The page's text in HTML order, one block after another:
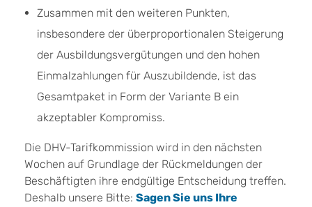
Zusammen mit den weiteren Punkten,
insbesondere der überproportionalen Steigerung
der Ausbildungsvergütungen und den hohen
Einmalzahlungen für Auszubildende, ist das
Gesamtpaket in Form der Variante B ein
akzeptabler Kompromiss.
Die DHV-Tarifkommission wird in den nächsten
Wochen auf Grundlage der Rückmeldungen der
Beschäftigten ihre endgültige Entscheidung treffen.
Deshalb unsere Bitte: Sagen Sie uns Ihre